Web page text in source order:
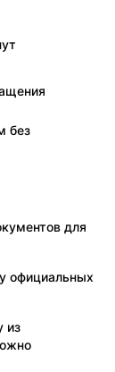
без
для
официальных
из